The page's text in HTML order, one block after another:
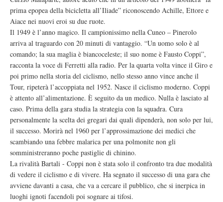
prima epopea della bicicletta all’Iliade” riconoscendo Achille, Ettore e
Aiace nei nuovi eroi su due ruote.
Il 1949 è l’anno magico. Il campionissimo nella Cuneo – Pinerolo
arriva al traguardo con 20 minuti di vantaggio. “Un uomo solo è al
comando; la sua maglia è biancoceleste; il suo nome è Fausto Coppi”,
racconta la voce di Ferretti alla radio. Per la quarta volta vince il Giro e
poi primo nella storia del ciclismo, nello stesso anno vince anche il
Tour, ripeterà l’accoppiata nel 1952. Nasce il ciclismo moderno. Coppi
è attento all’alimentazione. È seguito da un medico. Nulla è lasciato al
caso. Prima della gara studia la strategia con la squadra. Cura
personalmente la scelta dei gregari dai quali dipenderà, non solo per lui,
il successo. Morirà nel 1960 per l’approssimazione dei medici che
scambiando una febbre malarica per una polmonite non gli
somministreranno poche pastiglie di chinino.
La rivalità Bartali - Coppi non è stata solo il confronto tra due modalità
di vedere il ciclismo e di vivere. Ha segnato il successo di una gara che
avviene davanti a casa, che va a cercare il pubblico, che si inerpica in
luoghi ignoti facendoli poi sognare ai tifosi.